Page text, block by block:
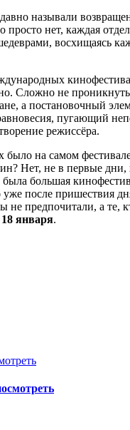
называли
нет, каждая
восхищаясь
Сложно не
а постановочный
пугающий
режиссёра.
на самом
Нет, не в первые
большая
после пришествия
предпочитали, а
января.